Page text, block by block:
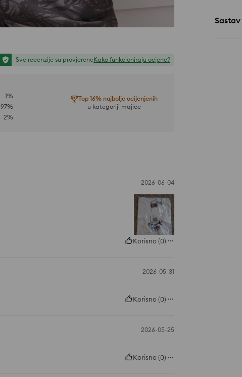
Sastav
Sve recenzije su provjereneKako funkcioniraju ocjene?
1%
97%
2%
Top 16% najbolje ocijenjenih
u kategoriji majice
2026-06-04
Korisno(0)
2026-05-31
Korisno(0)
2026-05-25
Korisno(0)